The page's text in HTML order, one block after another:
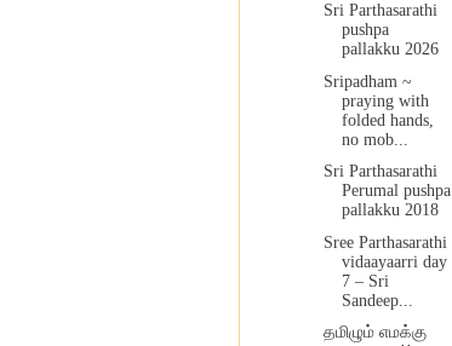
Sri Parthasarathi
pushpa
pallakku 2026
Sripadham ~
praying with
folded hands,
no mob...
Sri Parthasarathi
Perumal pushpa
pallakku 2018
Sree Parthasarathi
vidaayaarri day
7 – Sri
Sandeep...
தமிழும் எமக்கு